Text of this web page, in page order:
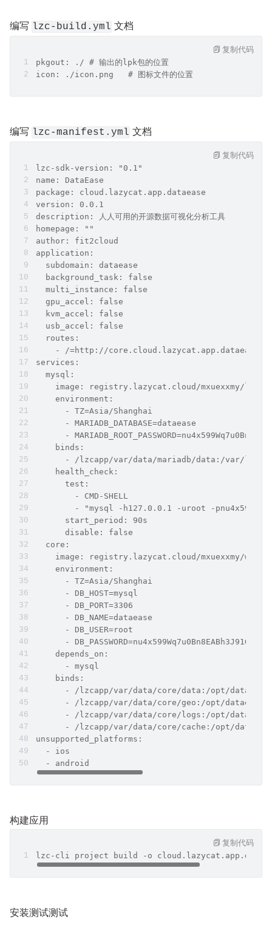
编写 lzc-build.yml 文档
pkgout: ./ # 输出的lpk包的位置
icon: ./icon.png   # 图标文件的位置
复制代码
编写 lzc-manifest.yml 文档
lzc-sdk-version: "0.1"
name: DataEase
package: cloud.lazycat.app.dataease
version: 0.0.1
description: 人人可用的开源数据可视化分析工具
homepage: ""
author: fit2cloud
application:
  subdomain: dataease
  background_task: false
  multi_instance: false
  gpu_accel: false
  kvm_accel: false
  usb_accel: false
  routes:
- /=http://
services:
  mysql:
image: registry.lazycat.cloud/mxuexxmy/
    environment:
      - TZ=Asia/Shanghai
      - MARIADB_DATABASE=dataease
-
    binds:
- /lzcapp/var/data/mariadb/data:/var/lib/
    health_check:
      test:
        - CMD-SHELL
- "mysql -h127.0.0.1 -uroot -
      start_period: 90s
      disable: false
  core:
image: registry.lazycat.cloud/mxuexxmy/
    environment:
      - TZ=Asia/Shanghai
      - DB_HOST=mysql
      - DB_PORT=3306
      - DB_NAME=dataease
      - DB_USER=root
      - DB_PASSWORD=nu4x599Wq7u0Bn8EABh3J91G
    depends_on:
      - mysql
    binds:
- /lzcapp/var/data/core/data:/opt/
- /lzcapp/var/data/core/geo:/opt/
- /lzcapp/var/data/core/logs:/opt/
- /lzcapp/var/data/core/cache:/opt/
unsupported_platforms:
  - ios
  - android
复制代码
构建应用
lzc-cli project build -o
复制代码
安装测试测试